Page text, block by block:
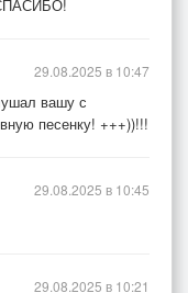
вашу с
песенку! +++))!!!
29.08.2025 в 10:47
29.08.2025 в 10:45
29.08.2025 в 10:21